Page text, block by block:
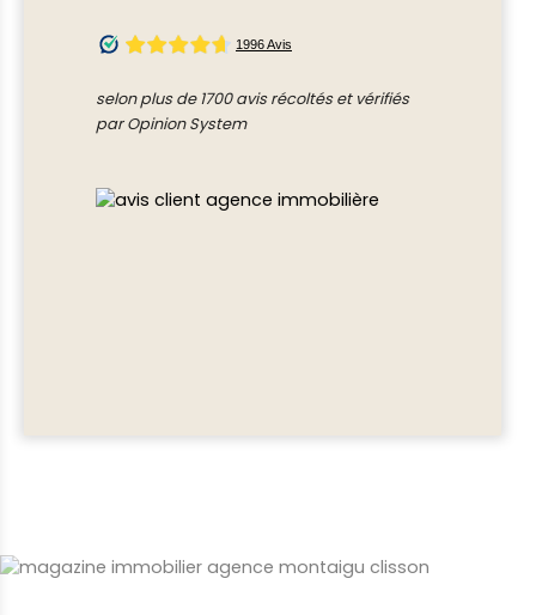
selon plus de 1700 avis récoltés et vérifiés
par Opinion System